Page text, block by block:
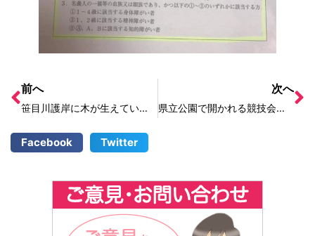
前へ
笹目川護岸に木が生えていて危ない
次へ
県立公園で開かれる競技会に来場が認められている保護者に対し、駐車場の利用を認めてほしい
Facebook Twitter